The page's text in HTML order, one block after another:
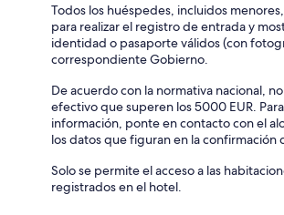
Todos los huéspedes, incluidos
para realizar el registro de entrada y
identidad o pasaporte válidos (con
correspondiente Gobierno.
De acuerdo con la normativa nacional,
efectivo que superen los 5000 EUR.
información, ponte en contacto con el
los datos que figuran en la confirmación
Solo se permite el acceso a las
registrados en el hotel.